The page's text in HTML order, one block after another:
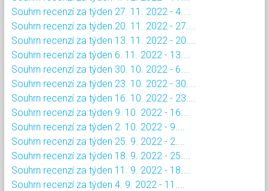
Souhrn recenzí za týden 27. 11. 2022 - 4....
Souhrn recenzí za týden 20. 11. 2022 - 27....
Souhrn recenzí za týden 13. 11. 2022 - 20....
Souhrn recenzí za týden 6. 11. 2022 - 13....
Souhrn recenzí za týden 30. 10. 2022 - 6....
Souhrn recenzí za týden 23. 10. 2022 - 30....
Souhrn recenzí za týden 16. 10. 2022 - 23....
Souhrn recenzí za týden 9. 10. 2022 - 16....
Souhrn recenzí za týden 2. 10. 2022 - 9....
Souhrn recenzí za týden 25. 9. 2022 - 2....
Souhrn recenzí za týden 18. 9. 2022 - 25....
Souhrn recenzí za týden 11. 9. 2022 - 18....
Souhrn recenzí za týden 4. 9. 2022 - 11....